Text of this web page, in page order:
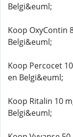
Belgi&euml;
Koop OxyContin
Belgi&euml;
Koop Percocet
en Belgi&euml;
Koop Ritalin 10
Belgi&euml;